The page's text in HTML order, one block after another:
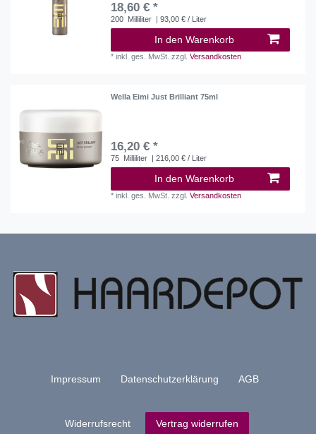
18,60 € *
200 Milliliter | 93,00 € / Liter
In den Warenkorb
*inkl. ges. MwSt. zzgl.Versandkosten
Wella Eimi Just Brilliant 75ml
16,20 € *
75 Milliliter | 216,00 € / Liter
In den Warenkorb
*inkl. ges. MwSt. zzgl.Versandkosten
Impressum Daten­schutz­erklärung AGB
Widerrufs­recht Vertrag widerrufen